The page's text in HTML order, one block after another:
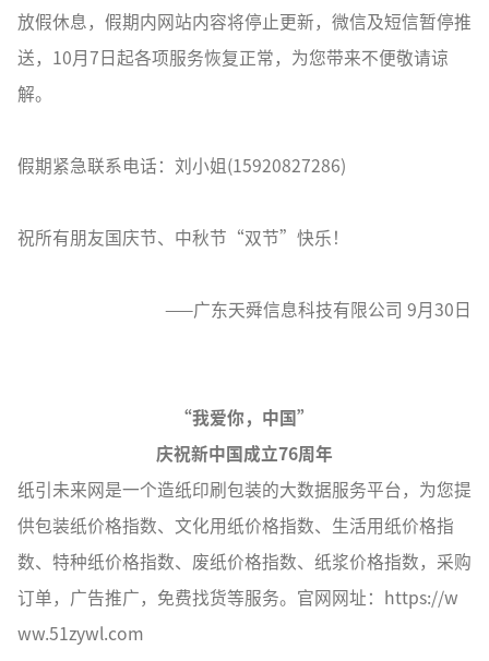
放假休息，假期内网站内容将停止更新，微信及短信暂停推
送，10月7日起各项服务恢复正常，为您带来不便敬请谅
解。
假期紧急联系电话：刘小姐(15920827286)
祝所有朋友国庆节、中秋节“双节”快乐！
——广东天舜信息科技有限公司 9月30日
“我爱你，中国”
庆祝新中国成立76周年
纸引未来网是一个造纸印刷包装的大数据服务平台，为您提
供包装纸价格指数、文化用纸价格指数、生活用纸价格指
数、特种纸价格指数、废纸价格指数、纸浆价格指数，采购
订单，广告推广，免费找货等服务。官网网址：https://w
ww.51zywl.com